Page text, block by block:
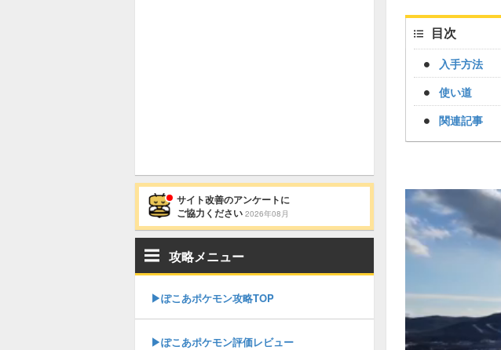
目次
入手方法
使い道
関連記事
サイト改善のアンケートに
ご協力ください 2026年08月
攻略メニュー
▶︎ぽこあポケモン攻略TOP
▶︎ぽこあポケモン評価レビュー